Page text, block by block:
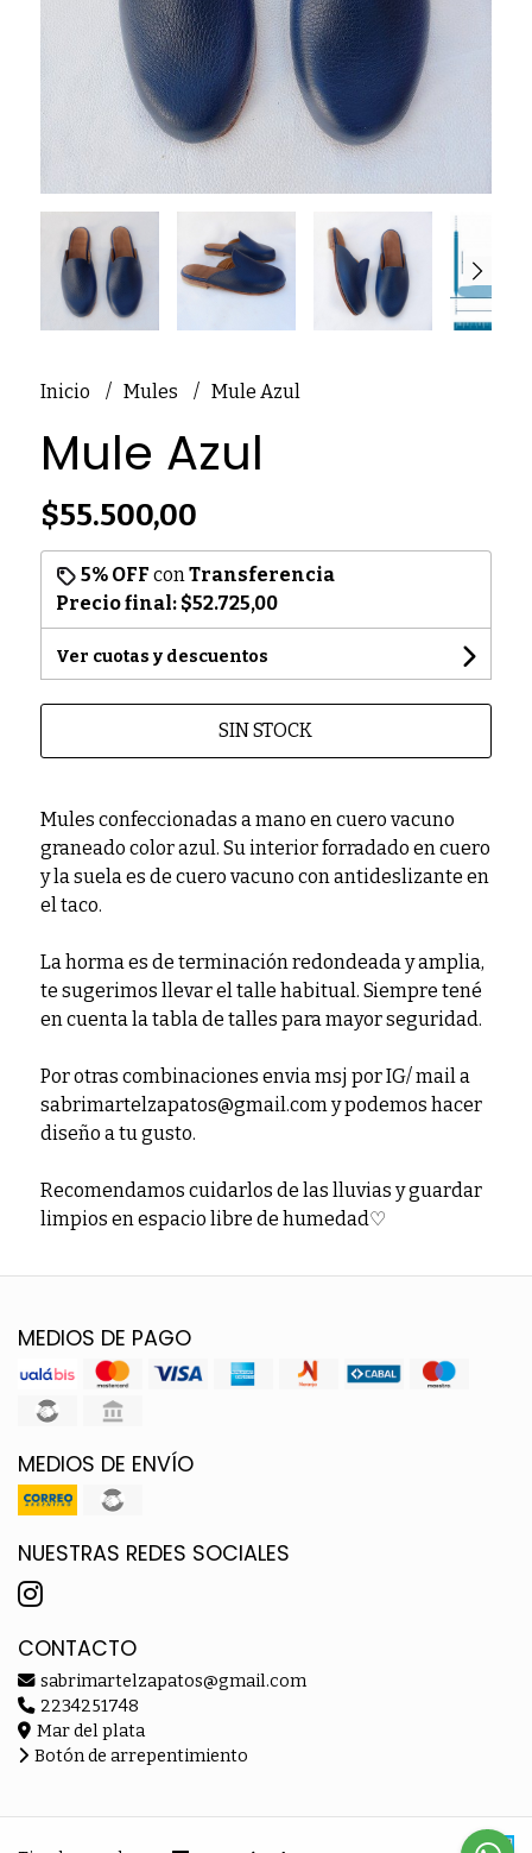
Inicio Mules Mule Azul
Mule Azul
$55.500,00
5% OFF con Transferencia
Precio final: $52.725,00
Ver cuotas y descuentos
SIN STOCK
Mules confeccionadas a mano en cuero vacuno
graneado color azul. Su interior forradado en cuero
y la suela es de cuero vacuno con antideslizante en
el taco.
La horma es de terminación redondeada y amplia,
te sugerimos llevar el talle habitual. Siempre tené
en cuenta la tabla de talles para mayor seguridad.
Por otras combinaciones envia msj por IG/ mail a
sabrimartelzapatos@gmail.com y podemos hacer
diseño a tu gusto.
Recomendamos cuidarlos de las lluvias y guardar
limpios en espacio libre de humedad♡
MEDIOS DE PAGO
MEDIOS DE ENVÍO
NUESTRAS REDES SOCIALES
CONTACTO
sabrimartelzapatos@gmail.com
2234251748
Mar del plata
Botón de arrepentimiento